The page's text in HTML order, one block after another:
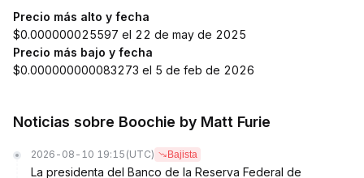
Precio más alto y fecha
$0.000000025597 el 22 de may de 2025
Precio más bajo y fecha
$0.000000000083273 el 5 de feb de 2026
Noticias sobre Boochie by Matt Furie
2026-08-10 19:15 (UTC) Bajista
La presidenta del Banco de la Reserva Federal de